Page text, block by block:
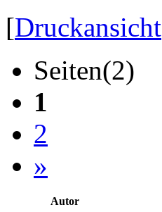
[Druckansicht
Seiten(2)
1
2
»
Autor